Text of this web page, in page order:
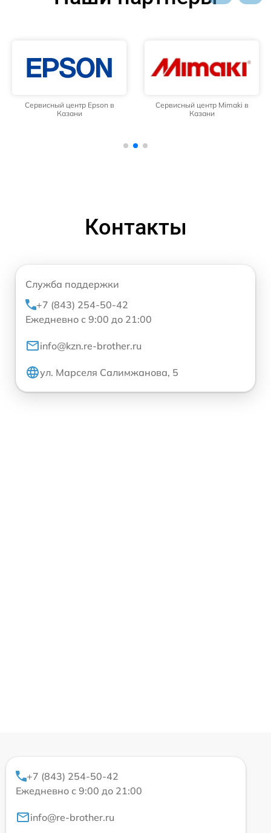
Сервисный центр Epson в
Казани
Сервисный центр Mimaki в
Казани
Контакты
Служба поддержки
+7 (843) 254-50-42
Ежедневно с 9:00 до 21:00
info@kzn.re-brother.ru
ул. Марселя Салимжанова, 5
+7 (843) 254-50-42
Ежедневно с 9:00 до 21:00
info@re-brother.ru